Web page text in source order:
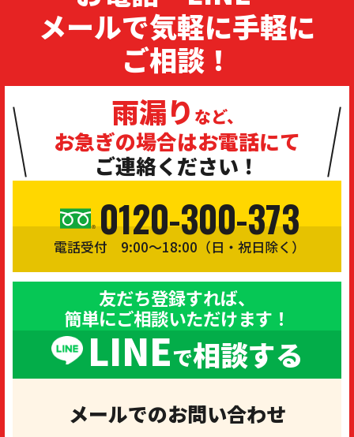
メールで気軽に手軽に
ご相談！
雨漏り など、
お急ぎの場合はお電話にて
ご連絡ください！
0120-300-373
電話受付 9:00〜18:00（日・祝日除く）
友だち登録すれば、
簡単にご相談いただけます！
LINEで相談する
メールでのお問い合わせ